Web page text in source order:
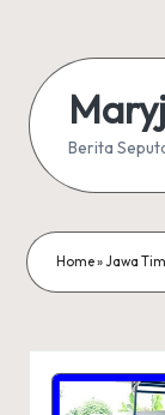
content
Berita
Home»Jawa